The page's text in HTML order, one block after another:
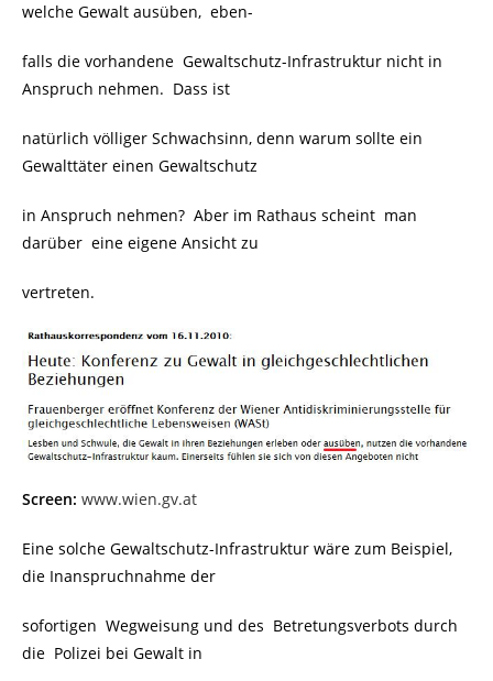
welche Gewalt ausüben, eben-
falls die vorhandene Gewaltschutz-Infrastruktur nicht in
Anspruch nehmen. Dass ist
natürlich völliger Schwachsinn, denn warum sollte ein
Gewalttäter einen Gewaltschutz
in Anspruch nehmen? Aber im Rathaus scheint man
darüber eine eigene Ansicht zu
vertreten.
Screen: www.wien.gv.at
Eine solche Gewaltschutz-Infrastruktur wäre zum Beispiel,
die Inanspruchnahme der
sofortigen Wegweisung und des Betretungsverbots durch
die Polizei bei Gewalt in